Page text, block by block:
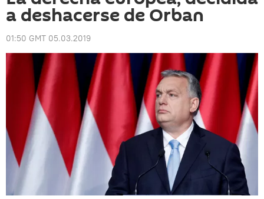
a deshacerse de Orban
01:50 GMT 05.03.2019